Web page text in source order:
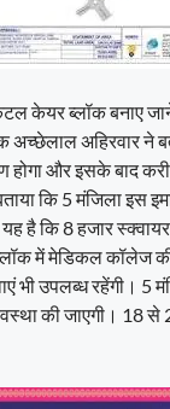
केयर ब्लॉक बनाए
अच्छेलाल अहिरवार ने
होगा और इसके बाद
कि 5 मंजिला इस
यह है कि 8 हजार
में मेडिकल कॉलेज की
भी उपलब्ध रहेंगी। 5
की जाएगी। 18 से